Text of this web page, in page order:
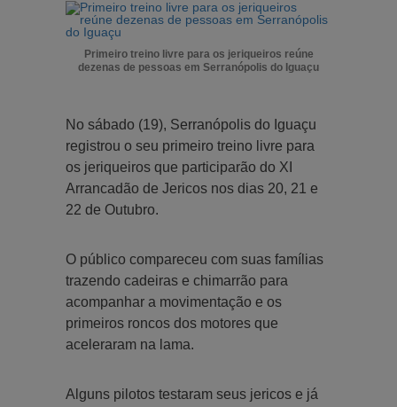
Primeiro treino livre para os jeriqueiros reúne
dezenas de pessoas em Serranópolis do Iguaçu
No sábado (19), Serranópolis do Iguaçu
registrou o seu primeiro treino livre para
os jeriqueiros que participarão do XI
Arrancadão de Jericos nos dias 20, 21 e
22 de Outubro.
O público compareceu com suas famílias
trazendo cadeiras e chimarrão para
acompanhar a movimentação e os
primeiros roncos dos motores que
aceleraram na lama.
Alguns pilotos testaram seus jericos e já